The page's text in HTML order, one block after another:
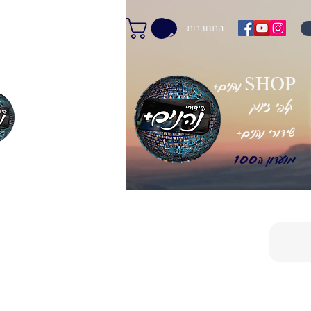
התחברות
+שידורי נהנים
מועדון ה100
+נהנים SHOP
קלפי זינוק